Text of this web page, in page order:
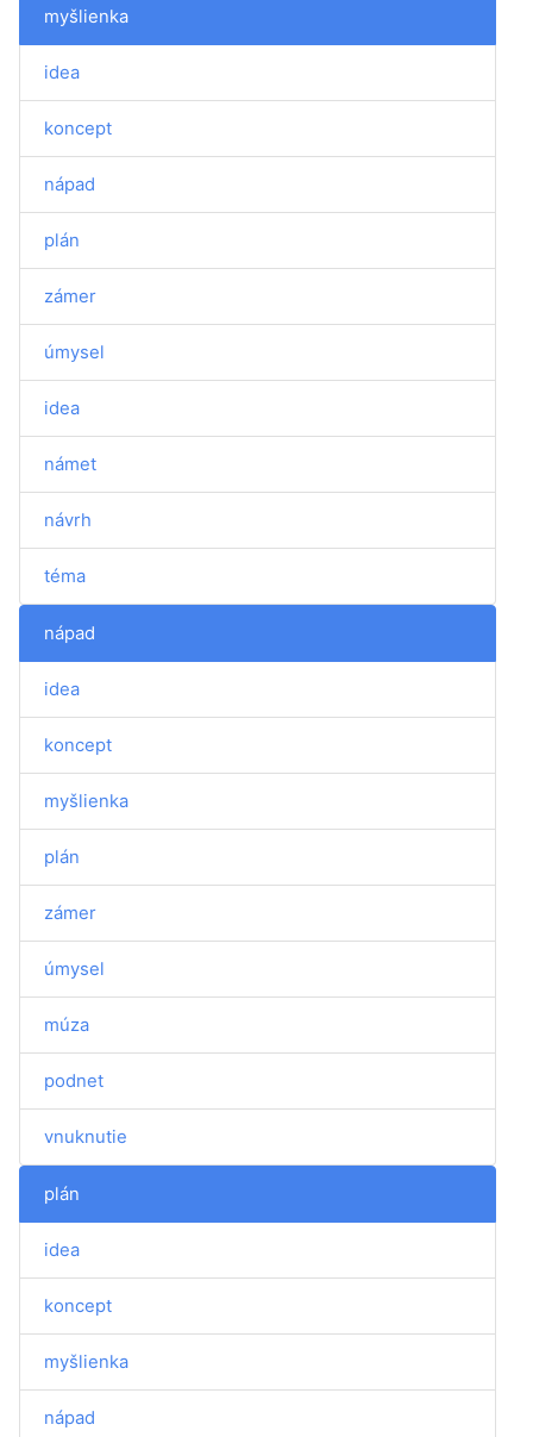
myšlienka
idea
koncept
nápad
plán
zámer
úmysel
idea
námet
návrh
téma
nápad
idea
koncept
myšlienka
plán
zámer
úmysel
múza
podnet
vnuknutie
plán
idea
koncept
myšlienka
nápad